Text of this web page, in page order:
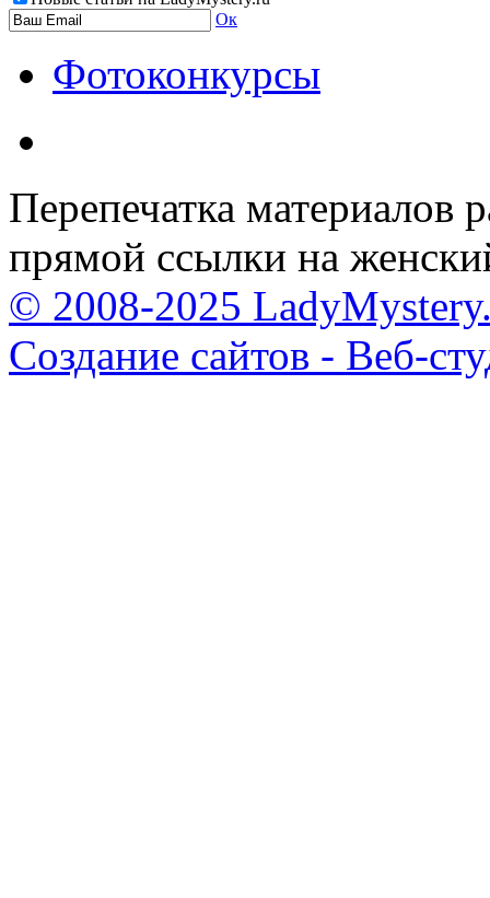
Ок
Фотоконкурсы
Перепечатка материалов
прямой ссылки на
© 2008-2025
Создание сайтов - Веб-